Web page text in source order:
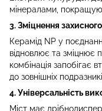
мінералами,
3. Зміцнення
Керамід NP у
відновлює та зміцнює
комбінація запобігає
до зовнішніх
4. Універсальність
Міст має